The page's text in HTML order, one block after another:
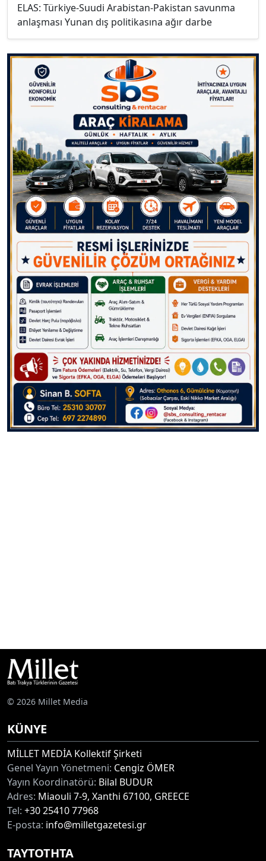
ELAS: Türkiye-Suudi Arabistan-Pakistan savunma
anlaşması Yunan dış politikasına ağır darbe
© 2026 Millet Media
KÜNYE
MİLLET MEDİA Kollektif Şirketi
Genel Yayın Yönetmeni: Cengiz ÖMER
Yayın Koordinatörü: Bilal BUDUR
Adres: Miaouli 7-9, Xanthi 67100, GREECE
Tel: +30 25410 77968
E-posta: info@milletgazetesi.gr
ΤΑΥΤΟΤΗΤΑ